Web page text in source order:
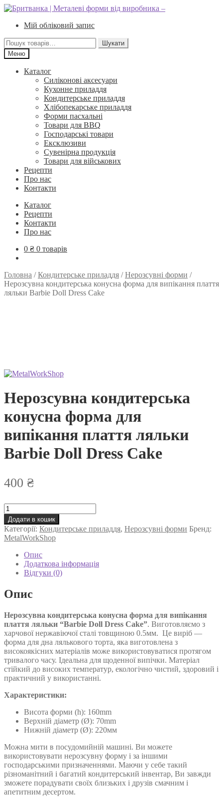
Перейти
навігації
Перейти
вмістуМій обліковий запис
Шукати:
Шукати
Меню
Каталог
Силіконові аксесуари
Кухонне приладдя
Кондитерське приладдя
Хлібопекарське приладдя
Форми пасхальні
Товари для BBQ
Господарські товари
Ексклюзиви
Сувенірна продукція
Товари для військових
Рецепти
Про нас
Контакти
Каталог
Рецепти
Контакти
Про нас
0 ₴ 0 товарів
Головна /Кондитерське приладдя /Нерозсувні форми /
Нерозсувна кондитерська конусна форма для випікання плаття
ляльки Barbie Doll Dress Cake
Нерозсувна кондитерська
конусна форма для
випікання плаття ляльки
Barbie Doll Dress Cake
400 ₴
Нерозсувна
кондитерська
конусна
форма
для
випікання
плаття
ляльки
Barbie
Doll
Dress
кількість
Додати в кошик
Категорії: Кондитерське приладдя, Нерозсувні форми Бренд:
MetalWorkShop
Опис
Додаткова інформація
Відгуки (0)
Опис
Нерозсувна кондитерська конусна форма для випікання
плаття ляльки “Barbie Doll Dress Cake”. Виготовляємо з
харчової нержавіючої сталі товщиною 0.5мм. Це виріб —
форма для дна лялькового торта, яка виготовлена ​​з
високоякісних матеріалів може використовуватися протягом
тривалого часу. Ідеальна для щоденної випічки. Матеріал
стійкий до високих температур, екологічно чистий, здоровий і
практичний у використанні.
Характеристики:
Висота форми (h): 160mm
Верхній діаметр (Ø): 70mm
Нижній діаметр (Ø): 220мм
Можна мити в посудомийній машині. Ви можете
використовувати нерозсувну форму і за іншими
господарськими призначеннями. Маючи у себе такий
різноманітний і багатий кондитерський інвентар, Ви завжди
зможете порадувати своїх близьких і друзів смачним і
апетитним десертом.